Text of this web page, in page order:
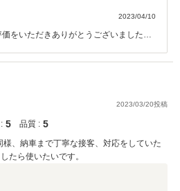
2023/04/10
をいただきありがとうございました。
れからのお付き合いを大事にしたいの
にご連絡頂ければ幸いです！まー様の
幸をお祈りいたしております。
2023/03/20投稿
5 品質 : 5
、納車まで丁寧な接客、対応をしていた
たら使いたいです。